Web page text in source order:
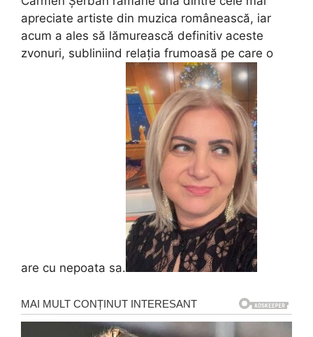
apreciate artiste din muzica românească, iar
acum a ales să lămurească definitiv aceste
zvonuri, subliniind relația frumoasă pe care o
are cu nepoata sa.